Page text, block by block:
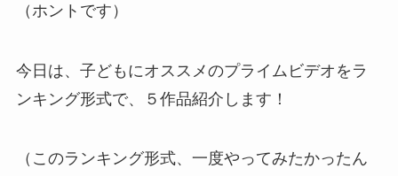
（ホントです）
今日は、子どもにオススメのプライムビデオをラ
ンキング形式で、５作品紹介します！
（このランキング形式、一度やってみたかったん